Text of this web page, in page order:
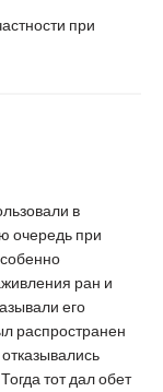
при
в
очередь при
ран и
его
распространен
тот дал обет